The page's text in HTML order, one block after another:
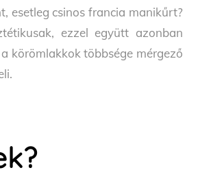
esetleg csinos francia manikűrt?
ezzel együtt azonban
körömlakkok többsége mérgező